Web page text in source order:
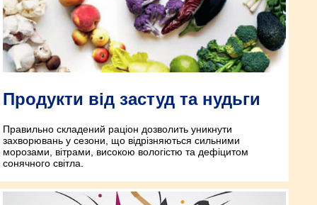
Продукти від застуд та нудьги
Правильно складений раціон дозволить уникнути
захворювань у сезони, що відрізняються сильними
морозами, вітрами, високою вологістю та дефіцитом
сонячного світла.